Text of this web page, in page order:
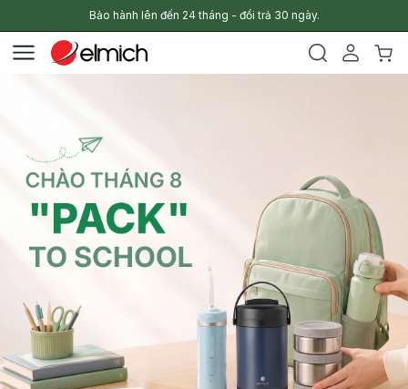
Bảo hành lên đến 24 tháng - đổi trả 30 ngày.